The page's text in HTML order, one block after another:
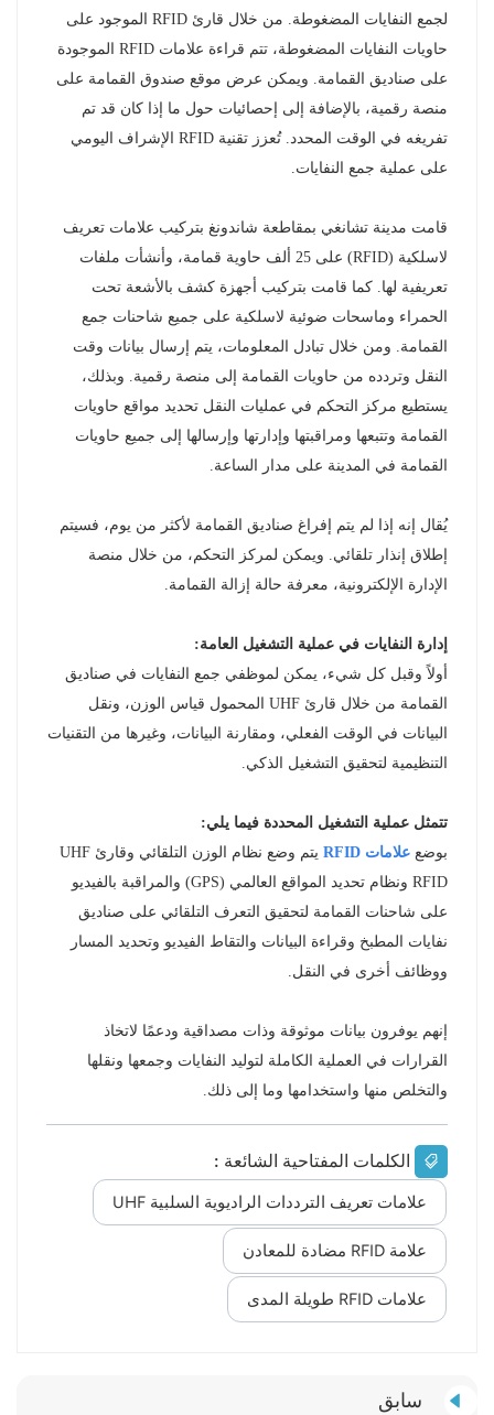
لجمع النفايات المضغوطة. من خلال قارئ RFID الموجود على
حاويات النفايات المضغوطة، تتم قراءة علامات RFID الموجودة
على صناديق القمامة. ويمكن عرض موقع صندوق القمامة على
منصة رقمية، بالإضافة إلى إحصائيات حول ما إذا كان قد تم
تفريغه في الوقت المحدد. تُعزز تقنية RFID الإشراف اليومي
على عملية جمع النفايات.
قامت مدينة تشانغي بمقاطعة شاندونغ بتركيب علامات تعريف
لاسلكية (RFID) على 25 ألف حاوية قمامة، وأنشأت ملفات
تعريفية لها. كما قامت بتركيب أجهزة كشف بالأشعة تحت
الحمراء وماسحات ضوئية لاسلكية على جميع شاحنات جمع
القمامة. ومن خلال تبادل المعلومات، يتم إرسال بيانات وقت
النقل وتردده من حاويات القمامة إلى منصة رقمية. وبذلك،
يستطيع مركز التحكم في عمليات النقل تحديد مواقع حاويات
القمامة وتتبعها ومراقبتها وإدارتها وإرسالها إلى جميع حاويات
القمامة في المدينة على مدار الساعة.
يُقال إنه إذا لم يتم إفراغ صناديق القمامة لأكثر من يوم، فسيتم
إطلاق إنذار تلقائي. ويمكن لمركز التحكم، من خلال منصة
الإدارة الإلكترونية، معرفة حالة إزالة القمامة.
إدارة النفايات في عملية التشغيل العامة:
أولاً وقبل كل شيء، يمكن لموظفي جمع النفايات في صناديق
القمامة من خلال قارئ UHF المحمول قياس الوزن، ونقل
البيانات في الوقت الفعلي، ومقارنة البيانات، وغيرها من التقنيات
التنظيمية لتحقيق التشغيل الذكي.
تتمثل عملية التشغيل المحددة فيما يلي:
بوضععلامات RFID
يتم وضع نظام الوزن التلقائي وقارئ UHF
RFID ونظام تحديد المواقع العالمي (GPS) والمراقبة بالفيديو
على شاحنات القمامة لتحقيق التعرف التلقائي على صناديق
نفايات المطبخ وقراءة البيانات والتقاط الفيديو وتحديد المسار
ووظائف أخرى في النقل.
إنهم يوفرون بيانات موثوقة وذات مصداقية ودعمًا لاتخاذ
القرارات في العملية الكاملة لتوليد النفايات وجمعها ونقلها
والتخلص منها واستخدامها وما إلى ذلك.
الكلمات المفتاحية الشائعة :
علامات تعريف الترددات الراديوية السلبية UHF
علامة RFID مضادة للمعادن
علامات RFID طويلة المدى
سابق